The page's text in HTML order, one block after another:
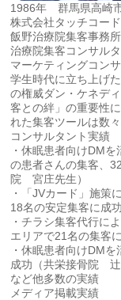
1986年 群馬県高崎
株式会社タッチコー
飯野治療院集客事務
治療院集客コンサル
マーケティングコン
学生時代に立ち上げ
の権威ダン・ケネデ
客との絆」の重要性
れた集客ツールは数
コンサルタント実績
・休眠患者向けDM
の患者さんの集客、
院 宮庄先生）
・「JVカード」施策
18名の安定集客に成
・チラシ集客代行に
エリアで21名の集客
・休眠患者向けDM
成功（共栄接骨院 辻
など他多数の実績
メディア掲載実績